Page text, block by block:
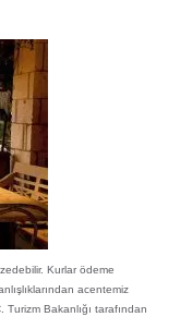
Kurlar ödeme
acentemiz
Turizm Bakanlığı tarafından